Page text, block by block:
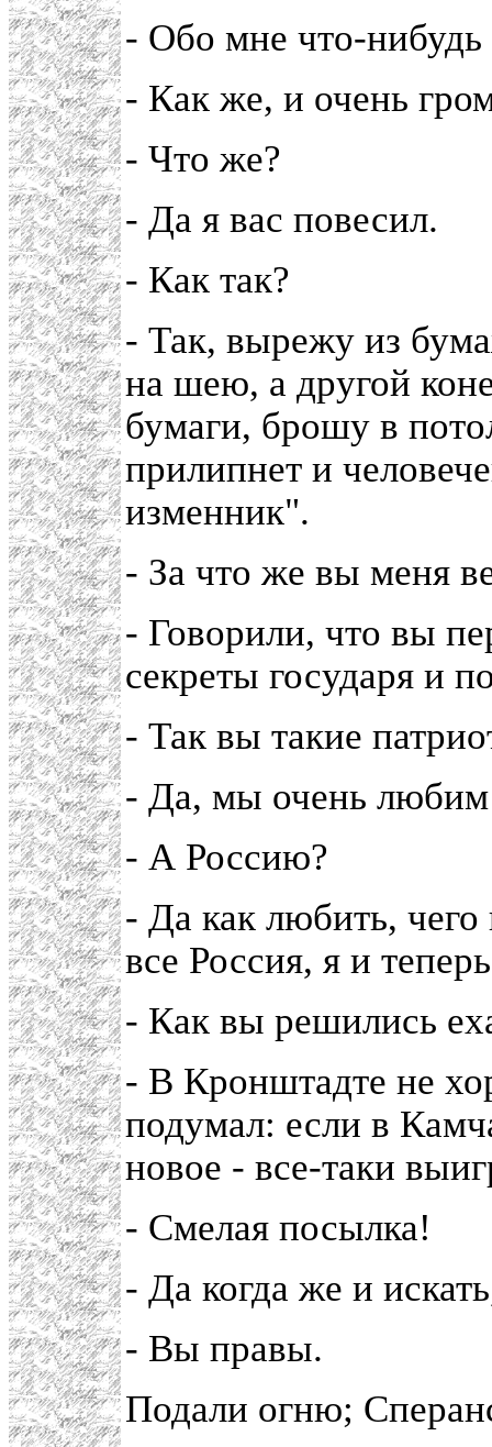
- Обо мне что-нибудь
- Как же, и очень
- Что же?
- Да я вас повесил.
- Как так?
- Так, вырежу из
на шею, а другой
бумаги, брошу в
прилипнет и
изменник".
- За что же вы меня
- Говорили, что вы
секреты государя и
- Так вы такие
- Да, мы очень любим
- А Россию?
- Да как любить, чего
все Россия, я и
- Как вы решились
- В Кронштадте не
подумал: если в
новое - все-таки
- Смелая посылка!
- Да когда же и
- Вы правы.
Подали огню;